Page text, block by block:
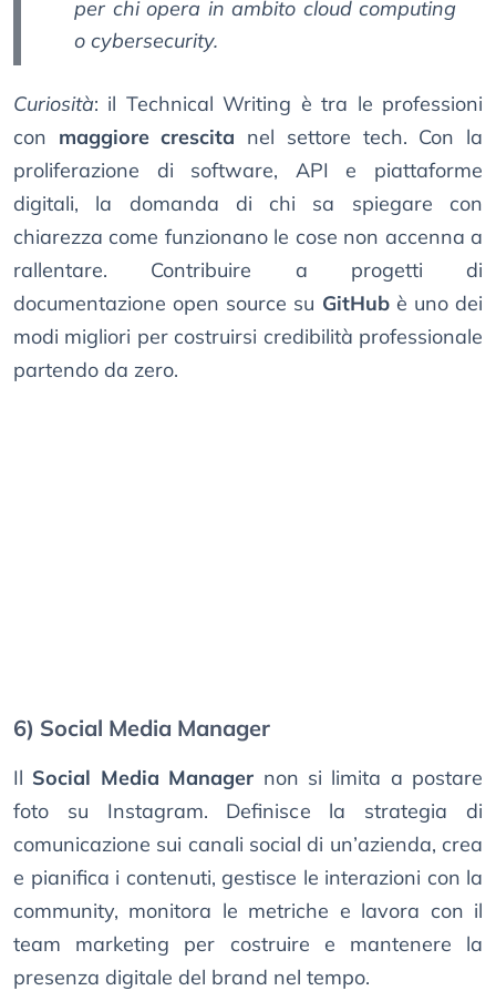
per chi opera in ambito cloud computing
o cybersecurity.
Curiosità: il Technical Writing è tra le professioni
con maggiore crescita nel settore tech. Con la
proliferazione di software, API e piattaforme
digitali, la domanda di chi sa spiegare con
chiarezza come funzionano le cose non accenna a
rallentare. Contribuire a progetti di
documentazione open source su GitHubè uno dei
modi migliori per costruirsi credibilità professionale
partendo da zero.
6) Social Media Manager
Il Social Media Manager non si limita a postare
foto su Instagram. Definisce la strategia di
comunicazione sui canali social di un’azienda, crea
e pianifica i contenuti, gestisce le interazioni con la
community, monitora le metriche e lavora con il
team marketing per costruire e mantenere la
presenza digitale del brand nel tempo.